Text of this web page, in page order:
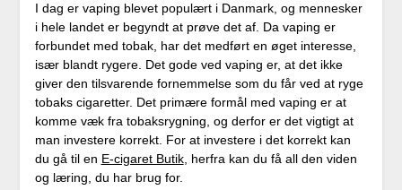
I dag er vaping blevet populært i Danmark, og mennesker
i hele landet er begyndt at prøve det af. Da vaping er
forbundet med tobak, har det medført en øget interesse,
især blandt rygere. Det gode ved vaping er, at det ikke
giver den tilsvarende fornemmelse som du får ved at ryge
tobaks cigaretter. Det primære formål med vaping er at
komme væk fra tobaksrygning, og derfor er det vigtigt at
man investere korrekt. For at investere i det korrekt kan
du gå til en E-cigaret Butik, herfra kan du få all den viden
og læring, du har brug for.